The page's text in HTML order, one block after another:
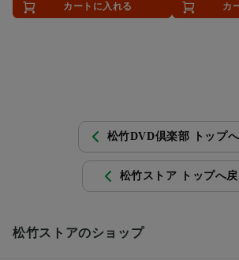
カートに入れる
カ
松竹DVD倶楽部 トップ
松竹ストア トップへ戻
松竹ストアのショップ